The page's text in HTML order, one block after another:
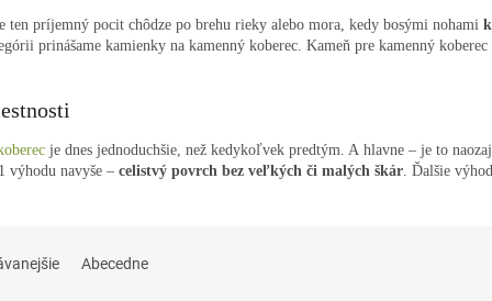
ten príjemný pocit chôdze po brehu rieky alebo mora, kedy bosými nohami
prinášame kamienky na kamenný koberec. Kameň pre kamenný
je dnes jednoduchšie, než kedykoľvek predtým. A hlavne – je to
výhodu navyše – celistvý povrch bez veľkých či malých škár. Ďalšie
balkónu alebo aj okolo bazéna, či ďalších exteriérových plôch.
Abecedne